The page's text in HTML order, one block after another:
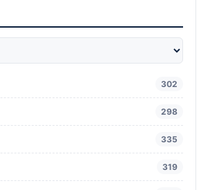
302
298
335
319